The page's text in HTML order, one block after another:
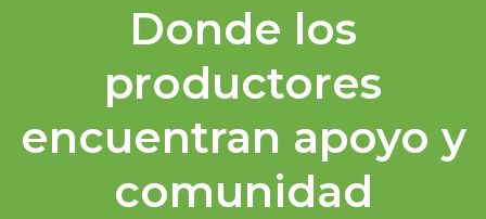
Donde los
productores
encuentran apoyo y
comunidad